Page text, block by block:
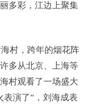
多彩，江边上聚集
村，跨年的烟花阵
多从北京、上海等
村观看了一场盛大
表演了”，刘海成表